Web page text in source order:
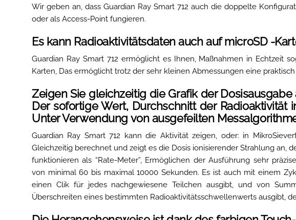
Wir geben an, dass Guardian Ray Smart 712 auch die doppelte
oder als Access-Point fungieren.
Es kann Radioaktivitätsdaten auch auf microSD -
Guardian Ray Smart 712 ermöglicht es Ihnen, Maßnahmen in Echtzeit
Karten, Das ermöglicht trotz der sehr kleinen Abmessungen eine
Zeigen Sie gleichzeitig die Grafik der
Der sofortige Wert, Durchschnitt der Radioaktivität
Unter Verwendung von ausgefeilten
Guardian Ray Smart 712 kann die Aktivität zeigen, oder: in
Gleichzeitig berechnet und zeigt es die Dosis ionisierender Strahlung an,
funktionieren als “Rate-Meter”, Ermöglichen der Ausführung sehr
von minimal 60 bis maximal 10000 Sekunden. Es ist auch mit einem
einen Clik für jedes nachgewiesene Teilchen ausgibt, und von
Überschreiten eines bestimmten Radioaktivitätsschwellenwerts ausgibt,